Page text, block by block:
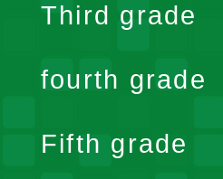
Third grade
fourth grade
Fifth grade